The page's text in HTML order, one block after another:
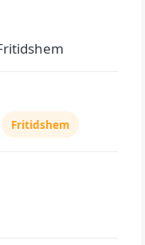
Fritidshem